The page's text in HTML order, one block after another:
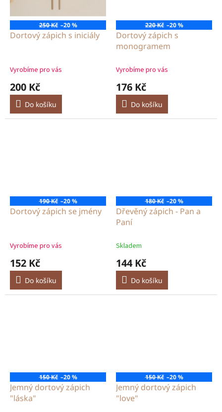
250 Kč –20 %
Dortový zápich s iniciály
Vyrobíme pro vás
200 Kč
Do košíku
220 Kč –20 %
Dortový zápich s
monogramem
Vyrobíme pro vás
176 Kč
Do košíku
190 Kč –20 %
Dortový zápich se jmény
Vyrobíme pro vás
152 Kč
Do košíku
180 Kč –20 %
Dřevěný zápich - Pan a
Paní
Skladem
144 Kč
Do košíku
150 Kč –20 %
Jemný dortový zápich
"láska"
150 Kč –20 %
Jemný dortový zápich
"love"